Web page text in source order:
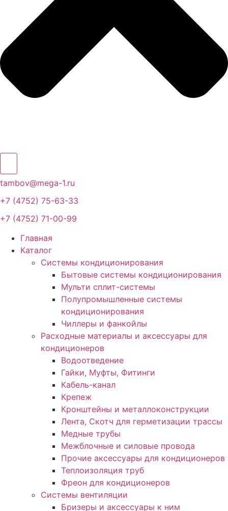
tambov@mega-1.ru
+7 (4752) 75-63-33
+7 (4752) 71-00-99
Главная
Каталог
Системы кондиционирования
Бытовые системы кондиционирования
Мульти сплит-системы
Полупромышленные системы
кондиционирования
Чиллеры и фанкойлы
Расходные материалы и аксессуары для
кондиционеров
Водоотведение
Гайки, Муфты, Фитинги
Кабель-канал
Крепеж
Кронштейны и металлоконструкции
Лента, Скотч для герметизации трассы
Медные трубы
Межблочные и силовые провода
Прочие аксессуары для кондиционеров
Теплоизоляция труб
Фреон для кондиционеров
Системы вентиляции
Бризеры и аксессуары к ним